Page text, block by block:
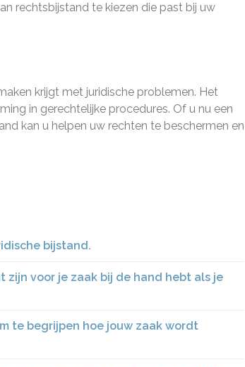
rechtsbijstand te kiezen die past bij uw
krijgt met juridische problemen. Het
in gerechtelijke procedures. Of u nu een
kan u helpen uw rechten te beschermen en
bijstand.
voor je zaak bij de hand hebt als je
te begrijpen hoe jouw zaak wordt